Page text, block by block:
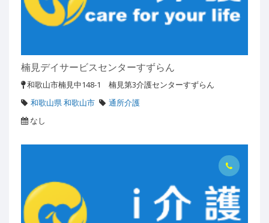
楠見デイサービスセンターすずらん
和歌山市楠見中148-1 楠見第3介護センターすずらん
和歌山県 和歌山市
通所介護
なし